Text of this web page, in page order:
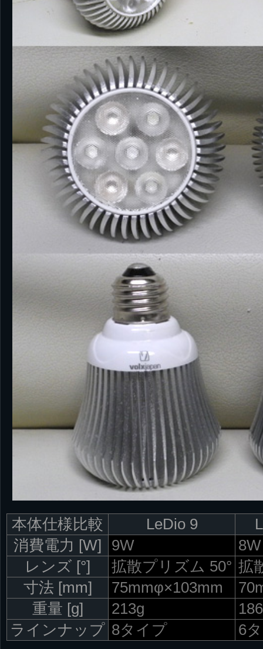
本体仕様比較 LeDio 9
消費電力 [W]
9W
8W
レンズ [°]
拡散プリズム 50° 拡
寸法 [mm]
75mmφ×103mm
重量 [g]
213g
ラインナップ 8タイプ 6